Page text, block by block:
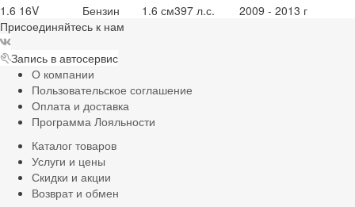
1.6 16V
Бензин 1.6 см397 л.с.
2009 - 2013 г
Присоединяйтесь к нам
Запись в автосервис
О компании
Пользовательское соглашение
Оплата и доставка
Программа Лояльности
Каталог товаров
Услуги и цены
Скидки и акции
Возврат и обмен